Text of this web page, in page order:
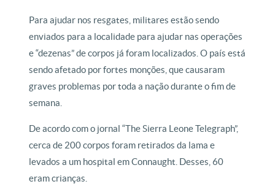
Para ajudar nos resgates, militares estão sendo
enviados para a localidade para ajudar nas operações
e “dezenas” de corpos já foram localizados. O país está
sendo afetado por fortes monções, que causaram
graves problemas por toda a nação durante o fim de
semana.
De acordo com o jornal “The Sierra Leone Telegraph”,
cerca de 200 corpos foram retirados da lama e
levados a um hospital em Connaught. Desses, 60
eram crianças.